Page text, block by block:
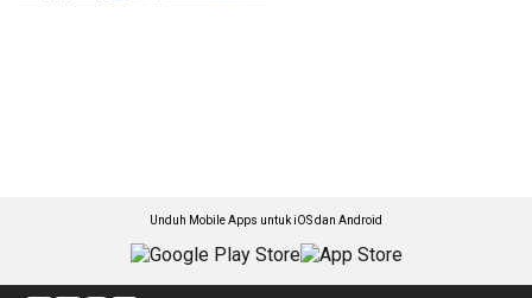
Unduh Mobile Apps untuk iOS dan Android